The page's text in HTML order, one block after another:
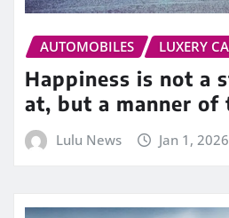
AUTOMOBILES LUXERY
Happiness is not a
at, but a manner of
Lulu News Jan 1, 2026